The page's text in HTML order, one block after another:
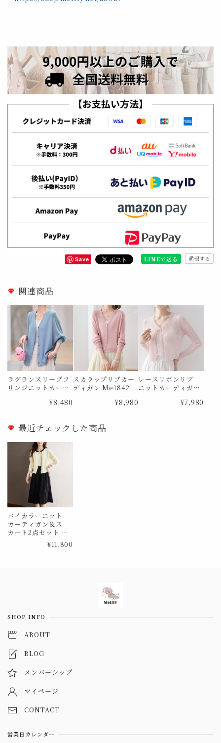
------------------------------------
Save LINEで送る 通報する
関連商品
ラグランスリーブフ
リンジニットカー
¥8,480
スカラップリブカー
ディガン Me1842
¥8,980
レースリボンリブ
ニットカーディガン
¥7,980
最近チェックした商品
バイカラーニット
カーディガン＆ス
カート2点セット Me
¥11,800
SHOP INFO
ABOUT
BLOG
メンバーシップ
マイページ
CONTACT
営業日カレンダー